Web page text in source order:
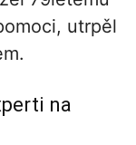
utrpěl
na